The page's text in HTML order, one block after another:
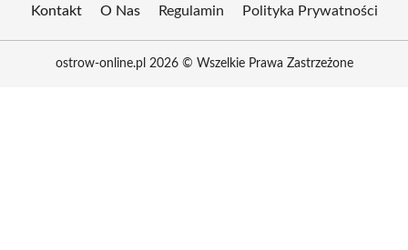
Kontakt O Nas Regulamin Polityka Prywatności
ostrow-online.pl 2026 © Wszelkie Prawa Zastrzeżone